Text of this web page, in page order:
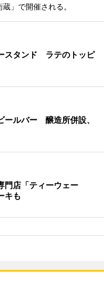
」で開催される。
スタンド ラテのトッピ
ールバー 醸造所併設、
門店「ティーウェー
キも